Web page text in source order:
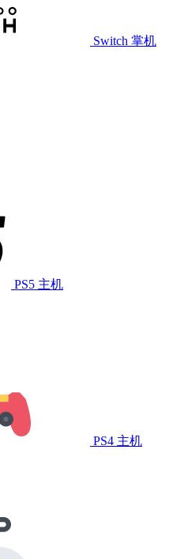
Switch 掌机
PS5 主机
PS4 主机